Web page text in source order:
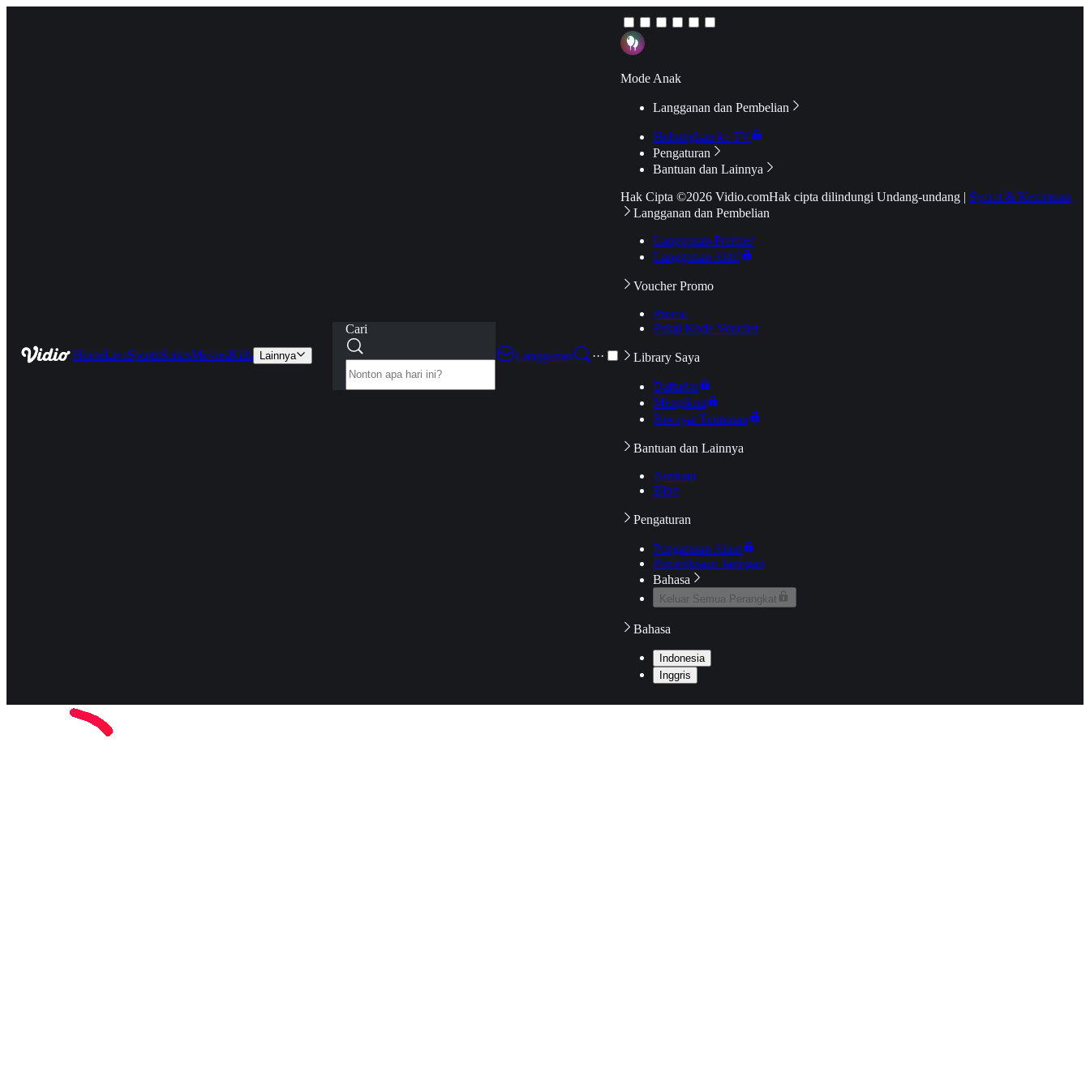
HomeLiveSportsSeriesMoviesKids Lainnya
Cari
Langganan
···
Mode Anak
Langganan dan Pembelian
Hubungkan ke TV
Pengaturan
Bantuan dan Lainnya
Hak Cipta ©2026 Vidio.comHak cipta dilindungi Undang-undang | Syarat & Ketentuan
Langganan dan Pembelian
Langganan Premier
Langganan Aktif
Voucher Promo
Promo
Pakai Kode Voucher
Library Saya
Daftarku
Mengikuti
Riwayat Tontonan
Bantuan dan Lainnya
Bantuan
Blog
Pengaturan
Pengaturan Akun
Pemeriksaan Jaringan
Bahasa
Keluar Semua Perangkat
Bahasa
Indonesia
Inggris